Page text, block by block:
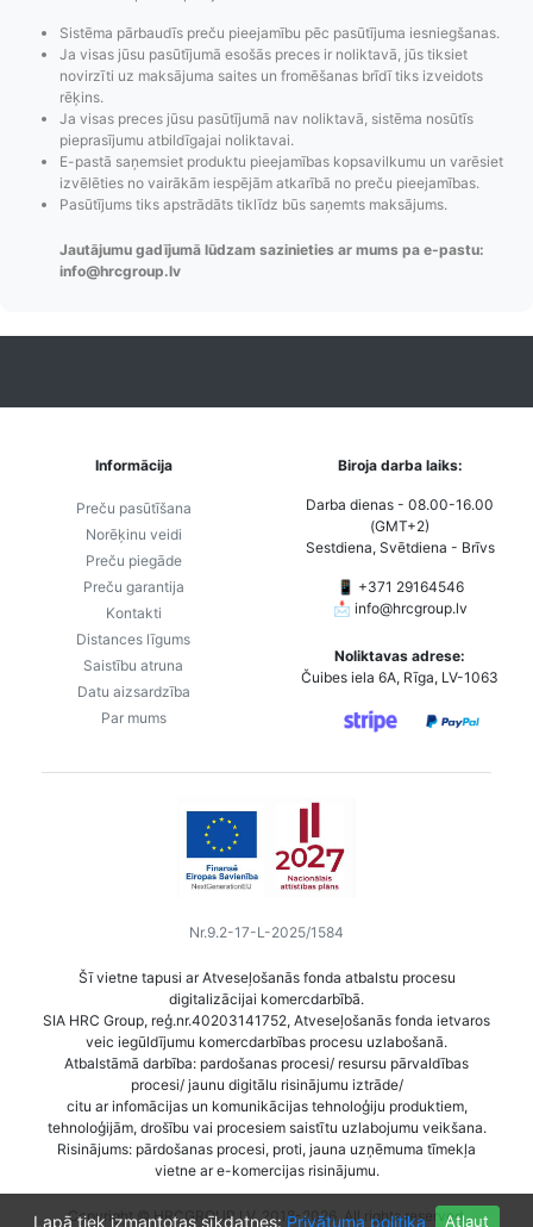
Pasūtījumu statusa
maiņas
paziņojumi,
Izsekošana,
Pasūtījumu re-
order u.c.
Visi pieejamie
piegādes veidi un
to izmaksas bez
lietotāja konta
izveides.
Sistēma pārbaudīs preču pieejamību pēc pasūtījuma iesniegšanas.
Ja visas jūsu pasūtījumā esošās preces ir noliktavā, jūs tiksiet
novirzīti uz maksājuma saites un fromēšanas brīdī tiks izveidots
rēķins.
Ja visas preces jūsu pasūtījumā nav noliktavā, sistēma nosūtīs
pieprasījumu atbildīgajai noliktavai.
E-pastā saņemsiet produktu pieejamības kopsavilkumu un varēsiet
izvēlēties no vairākām iespējām atkarībā no preču pieejamības.
Pasūtījums tiks apstrādāts tiklīdz būs saņemts maksājums.
Jautājumu gadījumā lūdzam sazinieties ar mums pa e-pastu:
info@hrcgroup.lv
Lapā tiek izmantotas sīkdatnes: Privātuma politika Atļaut
Informācija
Preču pasūtīšana
Norēķinu veidi
Preču piegāde
Preču garantija
Kontakti
Distances līgums
Saistību atruna
Datu aizsardzība
Par mums
Biroja darba laiks:
Darba dienas - 08.00-16.00
(GMT+2)
Sestdiena, Svētdiena - Brīvs
📱 +371 29164546
📩 info@hrcgroup.lv
Noliktavas adrese:
Čuibes iela 6A, Rīga, LV-1063
Nr.9.2-17-L-2025/1584
Šī vietne tapusi ar Atveseļošanās fonda atbalstu procesu
digitalizācijai komercdarbībā.
SIA HRC Group, reģ.nr.40203141752, Atveseļošanās fonda ietvaros
veic iegūldījumu komercdarbības procesu uzlabošanā.
Atbalstāmā darbība: pardošanas procesi/ resursu pārvaldības
procesi/ jaunu digitālu risinājumu iztrāde/
citu ar infomācijas un komunikācijas tehnoloģiju produktiem,
tehnoloģijām, drošību vai procesiem saistītu uzlabojumu veikšana.
Risinājums: pārdošanas procesi, proti, jauna uzņēmuma tīmekļa
vietne ar e-komercijas risinājumu.
Copyright © HRCGROUP.LV, 2018-2026. All rights reserved.